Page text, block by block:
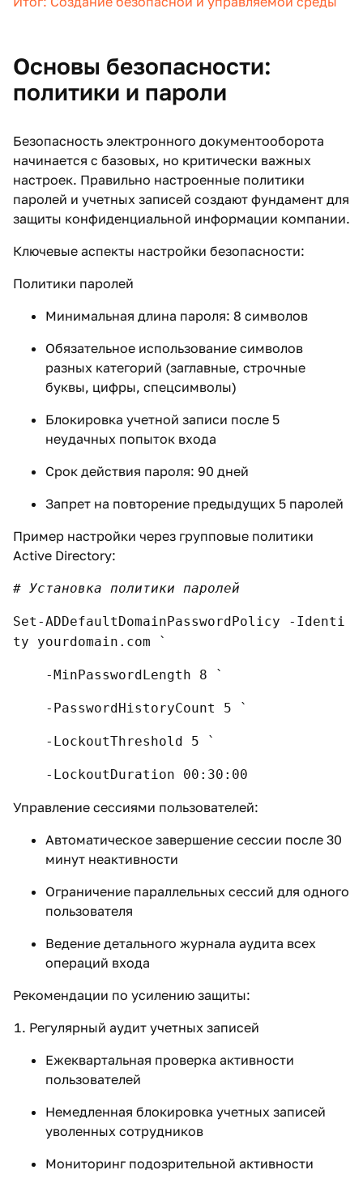
Основы безопасности:
политики и пароли
Безопасность электронного документооборота
начинается с базовых, но критически важных
настроек. Правильно настроенные политики
паролей и учетных записей создают фундамент для
защиты конфиденциальной информации компании.
Ключевые аспекты настройки безопасности:
Политики паролей
Минимальная длина пароля: 8 символов
Обязательное использование символов
разных категорий (заглавные, строчные
буквы, цифры, спецсимволы)
Блокировка учетной записи после 5
неудачных попыток входа
Срок действия пароля: 90 дней
Запрет на повторение предыдущих 5 паролей
Пример настройки через групповые политики
Active Directory:
# Установка политики паролей
Set-ADDefaultDomainPasswordPolicy -Identi
ty yourdomain.com `
-MinPasswordLength 8 `
-PasswordHistoryCount 5 `
-LockoutThreshold 5 `
-LockoutDuration 00:30:00
Управление сессиями пользователей:
Автоматическое завершение сессии после 30
минут неактивности
Ограничение параллельных сессий для одного
пользователя
Ведение детального журнала аудита всех
операций входа
Рекомендации по усилению защиты:
Регулярный аудит учетных записей
Ежеквартальная проверка активности
пользователей
Немедленная блокировка учетных записей
уволенных сотрудников
Мониторинг подозрительной активности